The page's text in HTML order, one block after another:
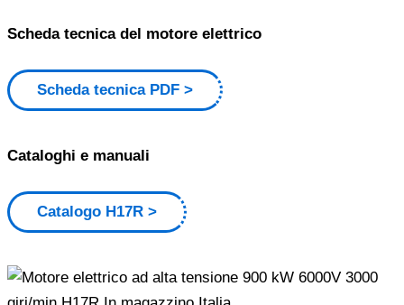
Scheda tecnica del motore elettrico
Scheda tecnica PDF
Cataloghi e manuali
Catalogo H17R